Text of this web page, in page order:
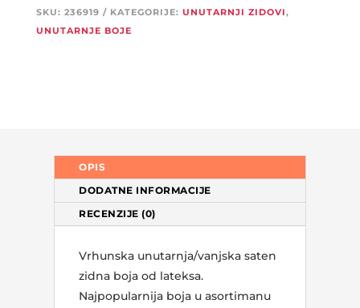
SKU: 236919 KATEGORIJE: UNUTARNJI ZIDOVI,
UNUTARNJE BOJE
OPIS
DODATNE INFORMACIJE
RECENZIJE (0)
Vrhunska unutarnja/vanjska saten
zidna boja od lateksa.
Najpopularnija boja u asortimanu